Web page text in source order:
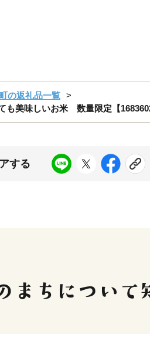
の返礼品一覧
美味しいお米 数量限定【1683602
する